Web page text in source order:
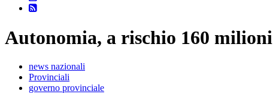
Autonomia, a rischio 160 milioni
news nazionali
Provinciali
governo provinciale